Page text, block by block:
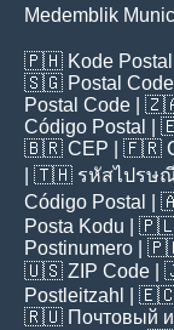
Medemblik
🇵🇭 Kode Postal
🇸🇬 Postal Code
Postal Code |
Código Postal
|
🇧🇷 CEP | 🇫🇷
| 🇹🇭 รหัสไปรษ
Código Postal
|
Posta Kodu |
Postinumero |
🇺🇸 ZIP Code |
Postleitzahl
|
🇷🇺 Почтовый